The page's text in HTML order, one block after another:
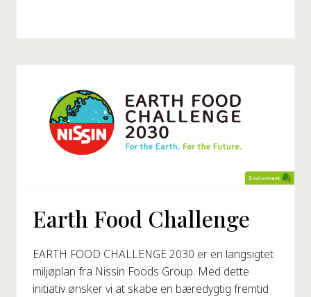
Earth Food Challenge
EARTH FOOD CHALLENGE 2030 er en langsigtet
miljøplan fra Nissin Foods Group. Med dette
initiativ ønsker vi at skabe en bæredygtig fremtid